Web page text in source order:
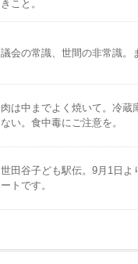
きこと。
議会の常識、世間の非常識。
肉は中までよく焼いて。冷蔵
ない。食中毒にご注意を。
世田谷子ども駅伝。9月1日よ
ートです。